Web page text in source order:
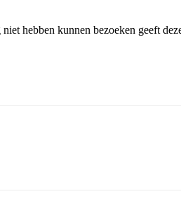
hebben kunnen bezoeken geeft